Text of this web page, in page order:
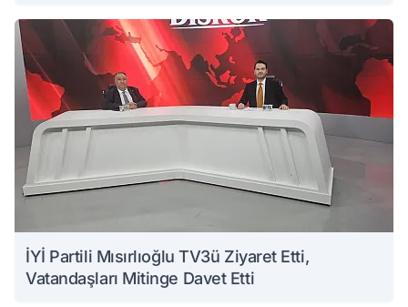
İYİ Partili Mısırlıoğlu TV3ü Ziyaret Etti,
Vatandaşları Mitinge Davet Etti